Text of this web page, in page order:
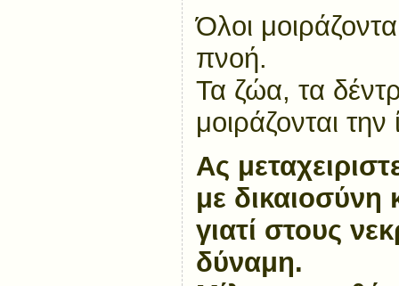
Όλοι
πνοή.
Τα ζώα, τα
μοιράζονται
Ας
με δικαιοσύνη
γιατί στους
δύναμη.